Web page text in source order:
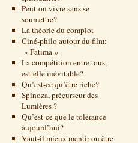
Peut-on vivre sans se
soumettre?
La théorie du complot
Ciné-philo autour du film:
» Fatima »
La compétition entre tous,
est-elle inévitable?
Qu’est-ce qu’être riche?
Spinoza, précurseur des
Lumières ?
Qu’est-ce que le tolérance
aujourd’hui?
Vaut-il mieux mentir ou être